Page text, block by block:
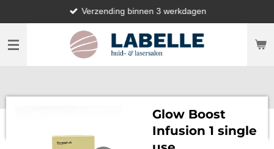
direct
naar
hoofdinhoud
Verzending binnen 3 werkdagen
Glow Boost
Infusion 1 single